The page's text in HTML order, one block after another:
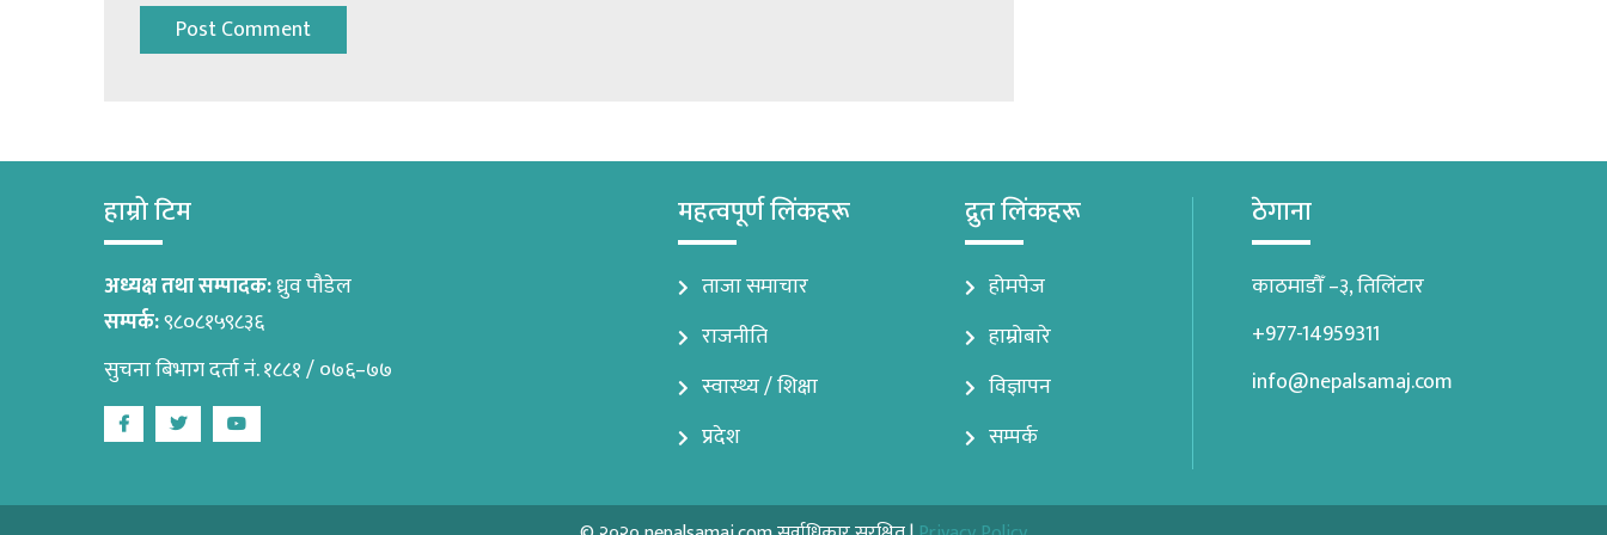
हाम्रो टिम
अध्यक्ष तथा सम्पादक:ध्रुव पौडेल
सम्पर्क:९८०८१५९८३६
सुचना बिभाग दर्ता नं. १८८१ / ०७६–७७
FacebookTwitterYoutube
महत्वपूर्ण लिंकहरू
ताजा समाचार
राजनीति
स्वास्थ्य / शिक्षा
प्रदेश
द्रुत लिंकहरू
होमपेज
हाम्रोबारे
विज्ञापन
सम्पर्क
ठेगाना
काठमाडौँ –३, तिलिंटार
+977-14959311
info@nepalsamaj.com